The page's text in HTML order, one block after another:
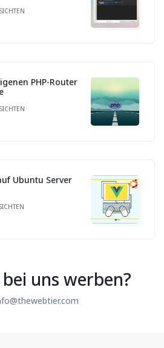
PHP-Router
Ubuntu Server
uns werben?